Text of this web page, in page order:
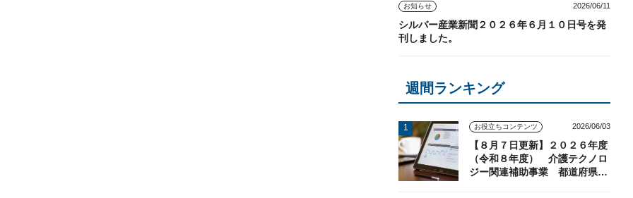
お知らせ 2026/06/11
シルバー産業新聞２０２６年６月１０日号を発
刊しました。
週間ランキング
お役立ちコンテンツ 2026/06/03
【８月７日更新】２０２６年度
（令和８年度） 介護テクノロ
ジー関連補助事業 都道府県の